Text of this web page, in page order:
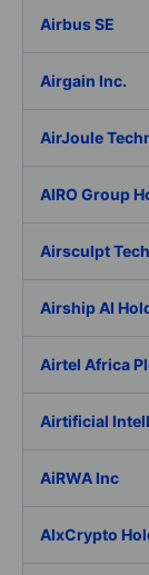
Airbus SE
Airgain Inc.
AirJoule
AIRO Group
Airsculpt
Airship AI
Airtel Africa
Airtificial
AiRWA Inc
AIxCrypto